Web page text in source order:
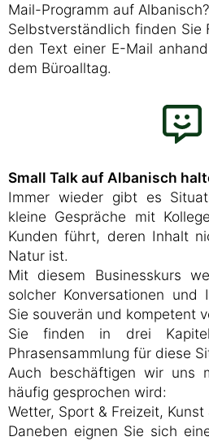
Mail-Programm auf Albanisch?
Selbstverständlich finden Sie
den Text einer E-Mail
dem Büroalltag.
Small Talk auf Albanisch
Immer wieder gibt es
kleine Gespräche mit
Kunden führt, deren Inhalt
Natur ist.
Mit diesem Businesskurs
solcher Konversationen
Sie souverän und kompetent
Sie finden in drei
Phrasensammlung für diese
Auch beschäftigen wir uns
häufig gesprochen wird:
Wetter, Sport & Freizeit, Kunst
Daneben eignen Sie sich